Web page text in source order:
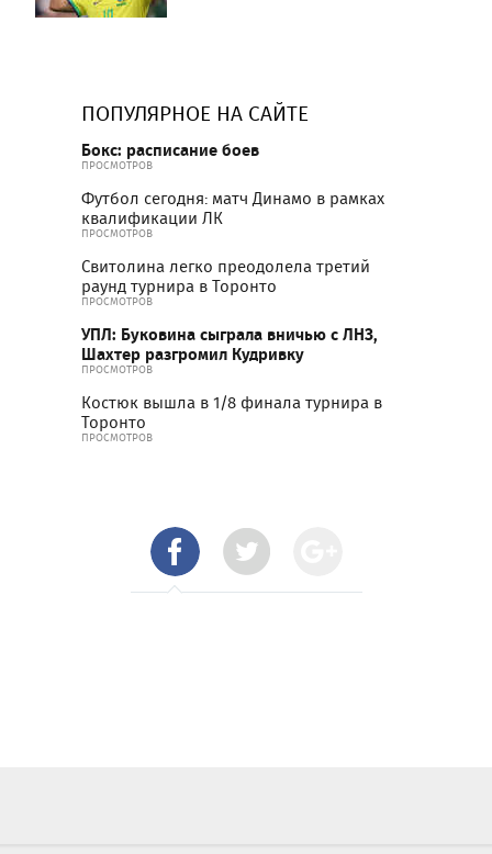
ПОПУЛЯРНОЕ НА САЙТЕ
Бокс: расписание боев
ПРОСМОТРОВ
Футбол сегодня: матч Динамо в рамках
квалификации ЛК
ПРОСМОТРОВ
Свитолина легко преодолела третий
раунд турнира в Торонто
ПРОСМОТРОВ
УПЛ: Буковина сыграла вничью с ЛНЗ,
Шахтер разгромил Кудривку
ПРОСМОТРОВ
Костюк вышла в 1/8 финала турнира в
Торонто
ПРОСМОТРОВ